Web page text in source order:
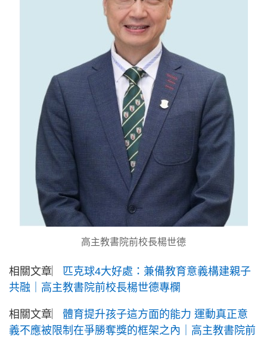
高主教書院前校長楊世德
相關文章︳ 匹克球4大好處：兼備教育意義構建親子
共融｜高主教書院前校長楊世德專欄
相關文章︳ 體育提升孩子這方面的能力 運動真正意
義不應被限制在爭勝奪獎的框架之內｜高主教書院前